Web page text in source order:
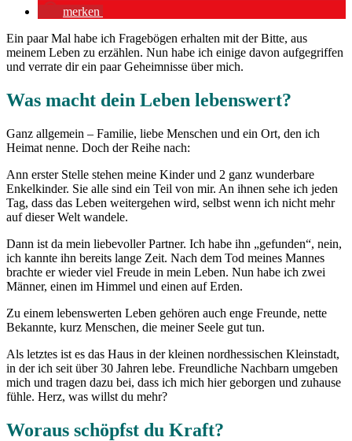
merken
Ein paar Mal habe ich Fragebögen erhalten mit der Bitte, aus
meinem Leben zu erzählen. Nun habe ich einige davon aufgegriffen
und verrate dir ein paar Geheimnisse über mich.
Was macht dein Leben lebenswert?
Ganz allgemein – Familie, liebe Menschen und ein Ort, den ich
Heimat nenne. Doch der Reihe nach:
Ann erster Stelle stehen meine Kinder und 2 ganz wunderbare
Enkelkinder. Sie alle sind ein Teil von mir. An ihnen sehe ich jeden
Tag, dass das Leben weitergehen wird, selbst wenn ich nicht mehr
auf dieser Welt wandele.
Dann ist da mein liebevoller Partner. Ich habe ihn „gefunden“, nein,
ich kannte ihn bereits lange Zeit. Nach dem Tod meines Mannes
brachte er wieder viel Freude in mein Leben. Nun habe ich zwei
Männer, einen im Himmel und einen auf Erden.
Zu einem lebenswerten Leben gehören auch enge Freunde, nette
Bekannte, kurz Menschen, die meiner Seele gut tun.
Als letztes ist es das Haus in der kleinen nordhessischen Kleinstadt,
in der ich seit über 30 Jahren lebe. Freundliche Nachbarn umgeben
mich und tragen dazu bei, dass ich mich hier geborgen und zuhause
fühle. Herz, was willst du mehr?
Woraus schöpfst du Kraft?